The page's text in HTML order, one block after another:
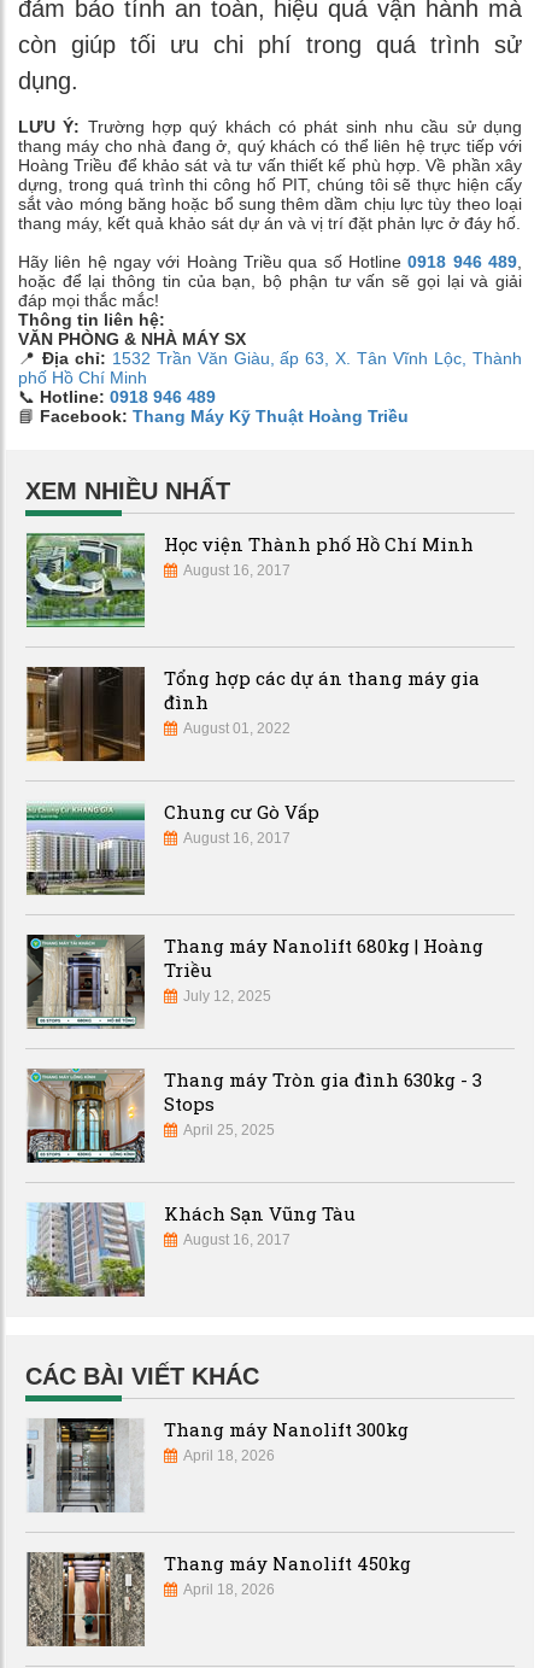
đảm bảo tính an toàn, hiệu quả vận hành mà
còn giúp tối ưu chi phí trong quá trình sử
dụng.
LƯU Ý: Trường hợp quý khách có phát sinh nhu cầu sử dụng
thang máy cho nhà đang ở, quý khách có thể liên hệ trực tiếp với
Hoàng Triều để khảo sát và tư vấn thiết kế phù hợp. Về phần xây
dựng, trong quá trình thi công hố PIT, chúng tôi sẽ thực hiện cấy
sắt vào móng băng hoặc bổ sung thêm dầm chịu lực tùy theo loại
thang máy, kết quả khảo sát dự án và vị trí đặt phản lực ở đáy hố.
Hãy liên hệ ngay với Hoàng Triều qua số Hotline0918 946 489
hoặc để lại thông tin của bạn, bộ phận tư vấn sẽ gọi lại và giải
đáp mọi thắc mắc!
Thông tin liên hệ:
VĂN PHÒNG & NHÀ MÁY SX
📍 Địa chỉ: 1532 Trần Văn Giàu, ấp 63, X. Tân Vĩnh Lộc, Thành
phố Hồ Chí Minh
📞 Hotline: 0918 946 489
📘 Facebook: Thang Máy Kỹ Thuật Hoàng Triều
XEM NHIỀU NHẤT
Học viện Thành phố Hồ Chí Minh
August 16, 2017
Tổng hợp các dự án thang máy gia
đình
August 01, 2022
Chung cư Gò Vấp
August 16, 2017
Thang máy Nanolift 680kg | Hoàng
Triều
July 12, 2025
Thang máy Tròn gia đình 630kg - 3
Stops
April 25, 2025
Khách Sạn Vũng Tàu
August 16, 2017
CÁC BÀI VIẾT KHÁC
Thang máy Nanolift 300kg
April 18, 2026
Thang máy Nanolift 450kg
April 18, 2026